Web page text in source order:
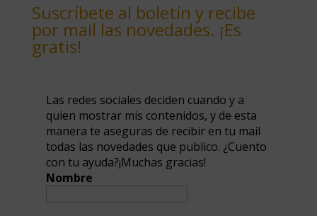
Suscríbete al boletín y recibe
por mail las novedades. ¡Es
gratis!
Las redes sociales deciden cuando y a
quien mostrar mis contenidos, y de esta
manera te aseguras de recibir en tu mail
todas las novedades que publico. ¿Cuento
con tu ayuda?¡Muchas gracias!
Nombre